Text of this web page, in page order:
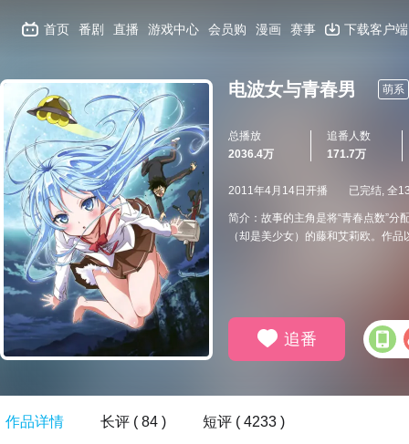
首页 番剧 直播 游戏中心 会员购 漫画 赛事 下载客户端
电波女与青春男 萌系
总播放
2036.4万
追番人数
171.7万
2011年4月14日开播 已完结, 全
简介：故事的主角是将“青春点数”分
（却是美少女）的藤和艾莉欧。作
追番
作品详情 长评 ( 84 ) 短评 ( 4233 )